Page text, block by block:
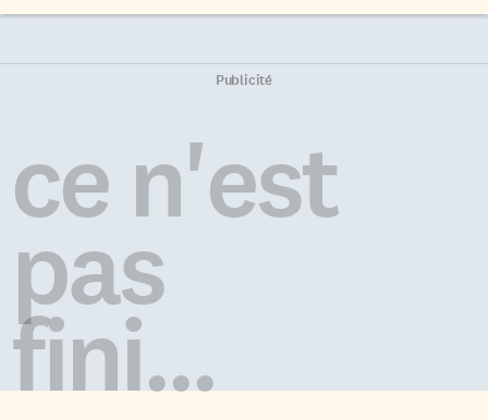
Publicité
ce n'est
pas
fini...